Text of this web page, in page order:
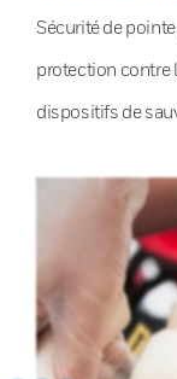
Sécurité de
protection contre
dispositifs de